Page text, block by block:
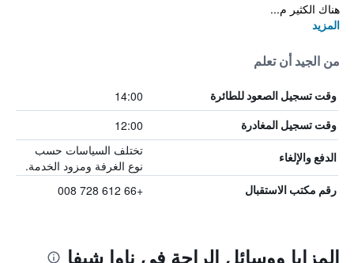
هناك الكثير م...
المزيد
من الجيد أن تعلم
وقت تسجيل الصعود للطائرة 14:00
وقت تسجيل المغادرة 12:00
الدفع والإلغاء
تختلف السياسات حسب
نوع الغرفة ومزود الخدمة.
رقم مكتب الاستقبال +66 612 728 008
المزايا ووسائل الراحة في ناوا شيفا